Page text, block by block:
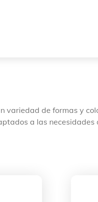
variedad de formas y
a las necesidades